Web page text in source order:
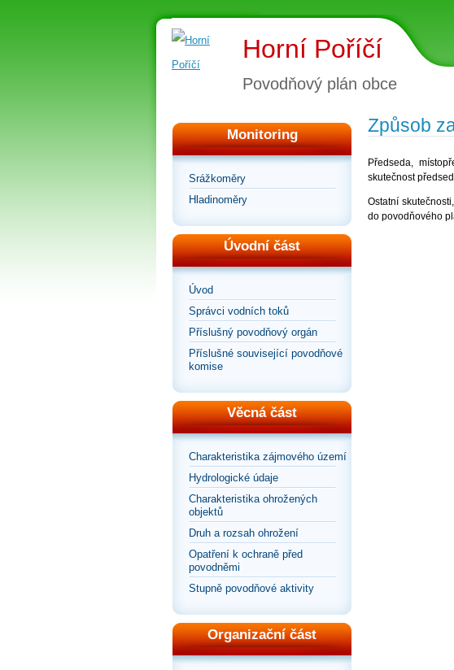
Horní Poříčí
Povodňový plán obce
Monitoring
Srážkoměry
Hladinoměry
Úvodní část
Úvod
Správci vodních toků
Příslušný povodňový orgán
Příslušné související povodňové
komise
Věcná část
Charakteristika zájmového území
Hydrologické údaje
Charakteristika ohrožených
objektů
Druh a rozsah ohrožení
Opatření k ochraně před
povodněmi
Stupně povodňové aktivity
Organizační část
Způsob
Předseda,
skutečnost
Ostatní
do povodňového